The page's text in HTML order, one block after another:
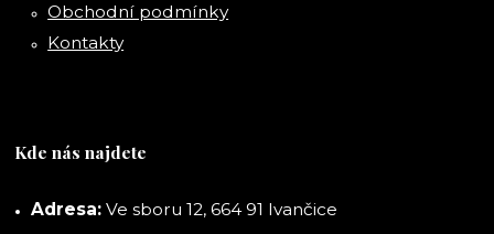
Obchodní podmínky
Kontakty
Kde nás najdete
Adresa: Ve sboru 12, 664 91 Ivančice